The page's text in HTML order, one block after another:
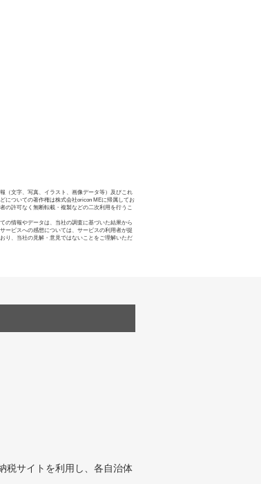
（文字、写真、イラスト、画像データ等）及びこれ
についての著作権は株式会社oricon MEに帰属してお
の許可なく無断転載・複製などの二次利用を行うこ
の情報やデータは、当社の調査に基づいた結果から
ービスへの感想については、サービスの利用者が提
り、当社の見解・意見ではないことをご理解いただ
税サイトを利用し、各自治体